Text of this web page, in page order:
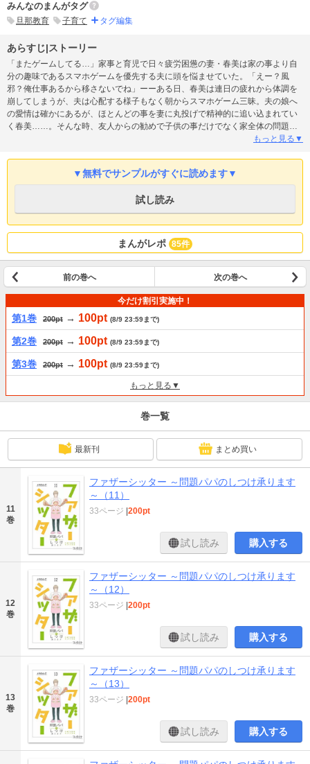
みんなのまんがタグ
旦那教育 子育て タグ編集
あらすじ|ストーリー
「またゲームしてる…」家事と育児で日々疲労困憊の妻・春美は家の事より自
分の趣味であるスマホゲームを優先する夫に頭を悩ませていた。「えー？風
邪？俺仕事あるから移さないでね」ーーある日、春美は連日の疲れから体調を
崩してしまうが、夫は心配する様子もなく朝からスマホゲーム三昧。夫の娘へ
の愛情は確かにあるが、ほとんどの事を妻に丸投げで精神的に追い込まれてい
く春美……。そんな時、友人からの勧めで子供の事だけでなく家全体の問題を
解決してくれると言う『伝説のベビーシッター』の存在を知り、勢いで依頼を
ターに期待を抱く春美だったが、当日家に訪れたのは、イメージとはかけ離れ
た男性シッターで……！？
もっと見る▼
▼無料でサンプルがすぐに読めます▼
試し読み
まんがレポ 85件
前の巻へ 次の巻へ
今だけ割引実施中！
第1巻 200pt → 100pt (8/9 23:59まで)
第2巻 200pt → 100pt (8/9 23:59まで)
第3巻 200pt → 100pt (8/9 23:59まで)
もっと見る▼
巻一覧
最新刊 まとめ買い
11
巻
ファザーシッター ～問題パパのしつけ承ります
～（11）
33ページ 200pt
試し読み 購入する
12
巻
ファザーシッター ～問題パパのしつけ承ります
～（12）
33ページ 200pt
試し読み 購入する
13
巻
ファザーシッター ～問題パパのしつけ承ります
～（13）
33ページ 200pt
試し読み 購入する